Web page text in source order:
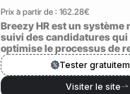
Prix à partir de : 162.28€
Breezy HR est un système
suivi des candidatures
optimise le processus de
Tester
Visiter le site